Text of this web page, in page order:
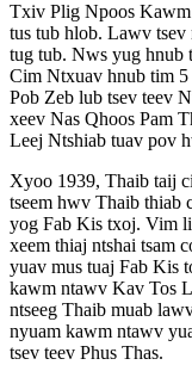
Txiv Plig Npoos Kawm
tus tub hlob. Lawv tsev
tug tub. Nws yug hnub
Cim Ntxuav hnub tim
Pob Zeb lub tsev teev
xeev Nas Qhoos Pam
Leej Ntshiab tuav pov
Xyoo 1939, Thaib taij
tseem hwv Thaib thiab
yog Fab Kis txoj. Vim
xeem thiaj ntshai tsam
yuav mus tuaj Fab Kis
kawm ntawv Kav Tos
ntseeg Thaib muab
nyuam kawm ntawv
tsev teev Phus Thas.